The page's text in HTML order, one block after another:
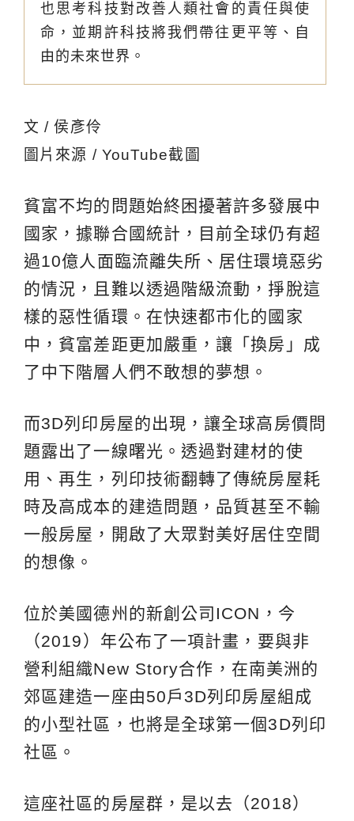
也思考科技對改善人類社會的責任與使
命，並期許科技將我們帶往更平等、自
由的未來世界。
文 / 侯彥伶
圖片來源 / YouTube截圖
貧富不均的問題始終困擾著許多發展中
國家，據聯合國統計，目前全球仍有超
過10億人面臨流離失所、居住環境惡劣
的情況，且難以透過階級流動，掙脫這
樣的惡性循環。在快速都市化的國家
中，貧富差距更加嚴重，讓「換房」成
了中下階層人們不敢想的夢想。
而3D列印房屋的出現，讓全球高房價問
題露出了一線曙光。透過對建材的使
用、再生，列印技術翻轉了傳統房屋耗
時及高成本的建造問題，品質甚至不輸
一般房屋，開啟了大眾對美好居住空間
的想像。
位於美國德州的新創公司ICON，今
（2019）年公布了一項計畫，要與非
營利組織New Story合作，在南美洲的
郊區建造一座由50戶3D列印房屋組成
的小型社區，也將是全球第一個3D列印
社區。
這座社區的房屋群，是以去（2018）